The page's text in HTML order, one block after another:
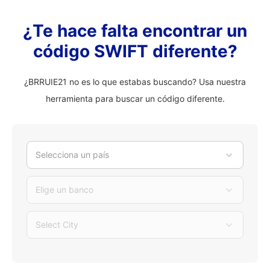
¿Te hace falta encontrar un
código SWIFT diferente?
¿BRRUIE21 no es lo que estabas buscando? Usa nuestra
herramienta para buscar un código diferente.
Selecciona un país
Elige un banco
Select City